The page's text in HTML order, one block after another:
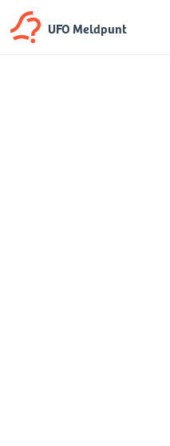
UFO Meldpunt